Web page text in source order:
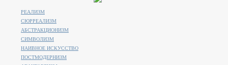
РЕАЛИЗМ
СЮРРЕАЛИЗМ
АБСТРАКЦИОНИЗМ
СИМВОЛИЗМ
НАИВНОЕ ИСКУССТВО
ПОСТМОДЕРНИЗМ